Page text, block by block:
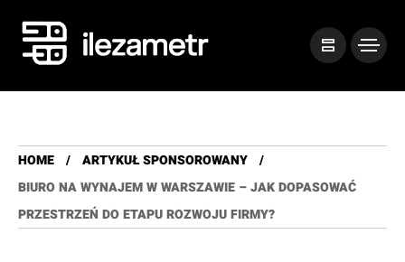
HOME
ARTYKUŁ SPONSOROWANY
BIURO NA WYNAJEM W WARSZAWIE – JAK DOPASOWAĆ
PRZESTRZEŃ DO ETAPU ROZWOJU FIRMY?